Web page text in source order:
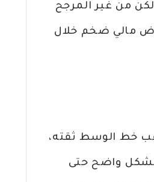
لكن من غير المرجح
مالي ضخم خلال
خط الوسط ثقته،
بشكل واضح حتى